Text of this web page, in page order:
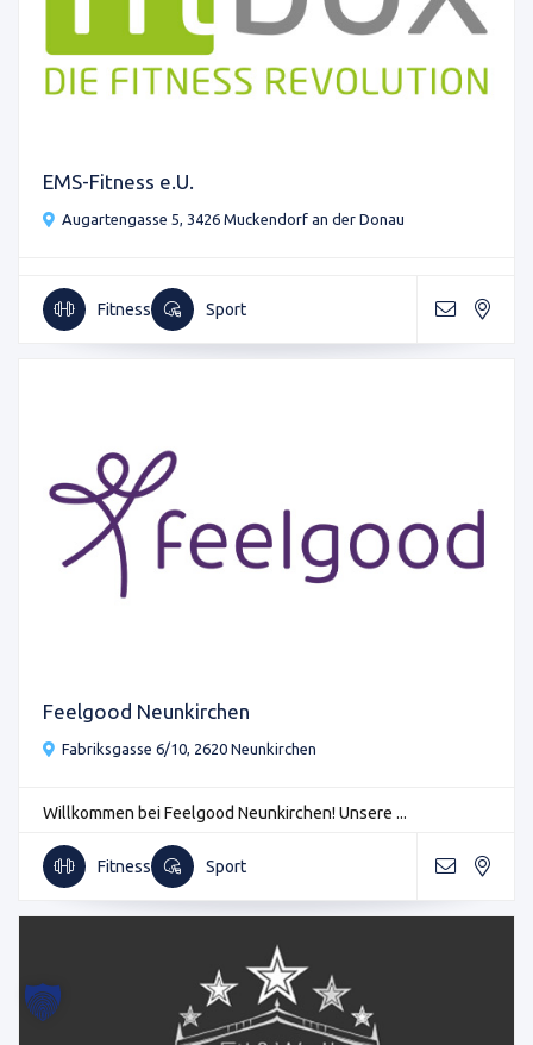
EMS-Fitness e.U.
Augartengasse 5, 3426 Muckendorf an der Donau
Fitness Sport
Feelgood Neunkirchen
Fabriksgasse 6/10, 2620 Neunkirchen
Willkommen bei Feelgood Neunkirchen! Unsere ...
Fitness Sport